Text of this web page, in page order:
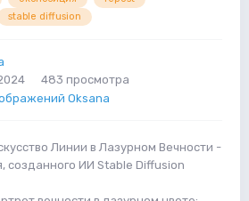
stable diffusion
483 просмотра
Oksana
Линии в Лазурном Вечности -
созданного ИИ Stable Diffusion